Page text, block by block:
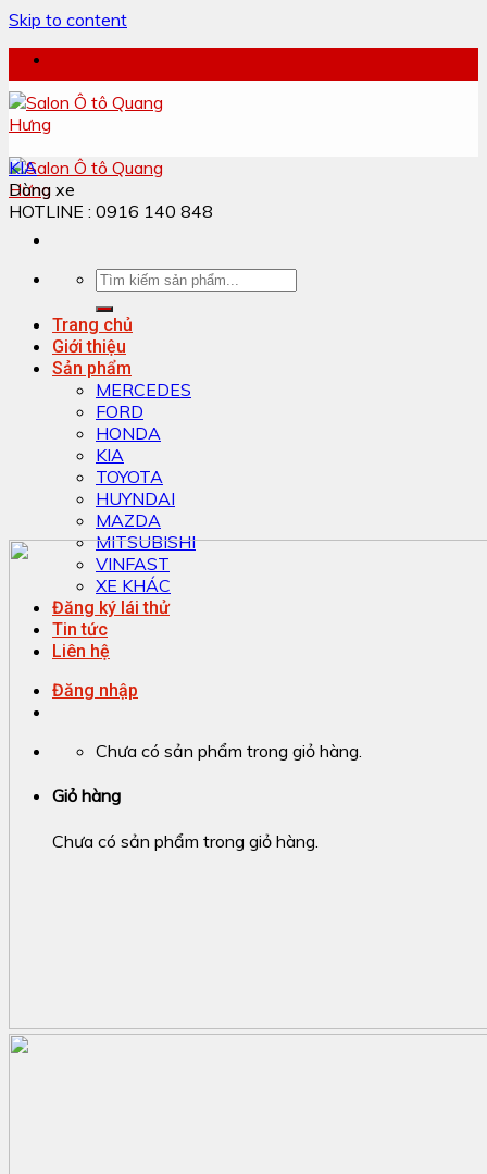
Skip to content
Trang chủ
Giới thiệu
Sản phẩm
MERCEDES
FORD
HONDA
KIA
TOYOTA
HUYNDAI
MAZDA
MITSUBISHI
VINFAST
XE KHÁC
Đăng ký lái thử
Tin tức
Liên hệ
Đăng nhập
Chưa có sản phẩm trong giỏ hàng.
Giỏ hàng
Chưa có sản phẩm trong giỏ hàng.
KIA
Dòng xe
HOTLINE : 0916 140 848